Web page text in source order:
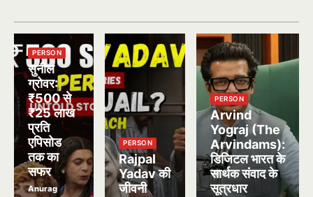
PERSON
सुनील
ग्रोवर:
₹500 से
₹25 लाख
प्रति
एपिसोड
तक का
सफर
Anurag
PERSON
Rajpal
Yadav की
जीवनी
PERSON
Arvind
Yograj (The
Arvindams):
डिजिटल भारत के
सार्थक संवाद के
सूत्रधार